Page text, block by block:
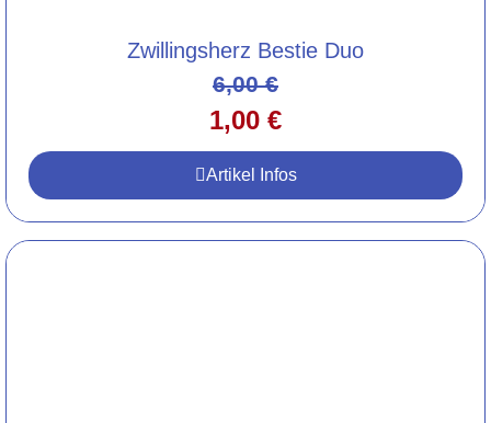
Zwillingsherz Bestie Duo
6,00€
1,00 €
Artikel Infos